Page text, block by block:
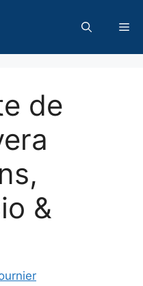
de
&